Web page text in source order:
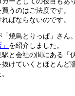
うのはご法度です。
ばならないのです。
焼鳥とりっぱ」さん。
を紹介しました。
と会社の間にある「
けていくとほとんど